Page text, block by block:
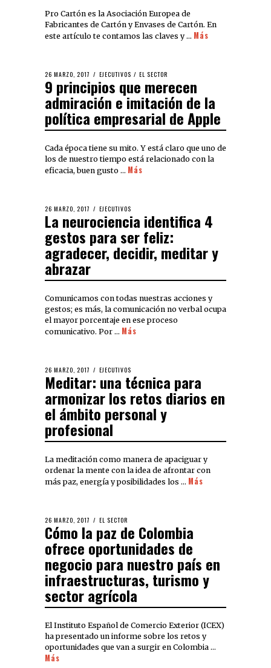
Pro Cartón es la Asociación Europea de
Fabricantes de Cartón y Envases de Cartón. En
este artículo te contamos las claves y … Más
26 MARZO, 2017 EJECUTIVOS / EL SECTOR
9 principios que merecen
admiración e imitación de la
política empresarial de Apple
Cada época tiene su mito. Y está claro que uno de
los de nuestro tiempo está relacionado con la
eficacia, buen gusto … Más
26 MARZO, 2017 EJECUTIVOS
La neurociencia identifica 4
gestos para ser feliz:
agradecer, decidir, meditar y
abrazar
Comunicamos con todas nuestras acciones y
gestos; es más, la comunicación no verbal ocupa
el mayor porcentaje en ese proceso
comunicativo. Por … Más
26 MARZO, 2017 EJECUTIVOS
Meditar: una técnica para
armonizar los retos diarios en
el ámbito personal y
profesional
La meditación como manera de apaciguar y
ordenar la mente con la idea de afrontar con
más paz, energía y posibilidades los … Más
26 MARZO, 2017 EL SECTOR
Cómo la paz de Colombia
ofrece oportunidades de
negocio para nuestro país en
infraestructuras, turismo y
sector agrícola
El Instituto Español de Comercio Exterior (ICEX)
ha presentado un informe sobre los retos y
oportunidades que van a surgir en Colombia …
Más